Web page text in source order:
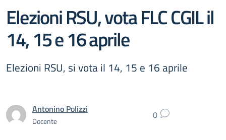
Elezioni RSU, vota FLC CGIL il
14, 15 e 16 aprile
Elezioni RSU, si vota il 14, 15 e 16 aprile
Antonino Polizzi
Docente 0